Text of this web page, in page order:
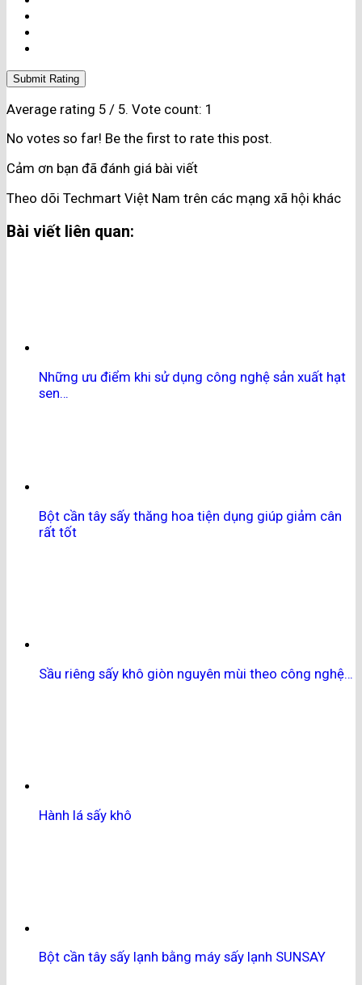
Submit Rating
Average rating 5 / 5. Vote count: 1
No votes so far! Be the first to rate this post.
Cảm ơn bạn đã đánh giá bài viết
Theo dõi Techmart Việt Nam trên các mạng xã hội khác
Bài viết liên quan:
Những ưu điểm khi sử dụng công nghệ sản xuất hạt
sen…
Bột cần tây sấy thăng hoa tiện dụng giúp giảm cân
rất tốt
Sầu riêng sấy khô giòn nguyên mùi theo công nghệ…
Hành lá sấy khô
Bột cần tây sấy lạnh bằng máy sấy lạnh SUNSAY